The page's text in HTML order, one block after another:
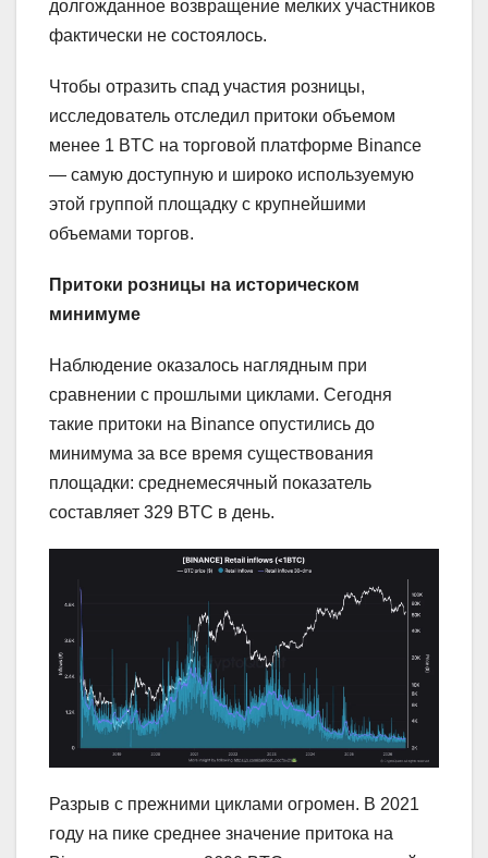
долгожданное возвращение мелких участников
фактически не состоялось.
Чтобы отразить спад участия розницы,
исследователь отследил притоки объемом
менее 1 BTC на торговой платформе Binance
— самую доступную и широко используемую
этой группой площадку с крупнейшими
объемами торгов.
Притоки розницы на историческом
минимуме
Наблюдение оказалось наглядным при
сравнении с прошлыми циклами. Сегодня
такие притоки на Binance опустились до
минимума за все время существования
площадки: среднемесячный показатель
составляет 329 BTC в день.
Разрыв с прежними циклами огромен. В 2021
году на пике среднее значение притока на